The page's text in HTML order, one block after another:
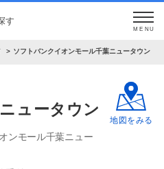
す
MENU
ソフトバンクイオンモール千葉ニュータウン
ュータウン
ンモール千葉ニュー
地図をみる